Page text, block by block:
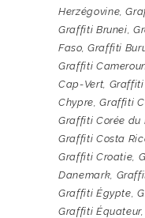
Herzégovine,
Graffiti Brunei,
Faso, Graffiti
Graffiti
Cap-Vert,
Chypre,Graffiti
Graffiti Corée du
Graffiti Costa
Graffiti Croatie,
Danemark,
Graffiti Égypte,
Graffiti Équateur